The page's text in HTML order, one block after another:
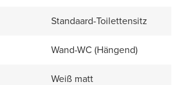
Standaard-Toilettensitz
Wand-WC (Hängend)
Weiß matt